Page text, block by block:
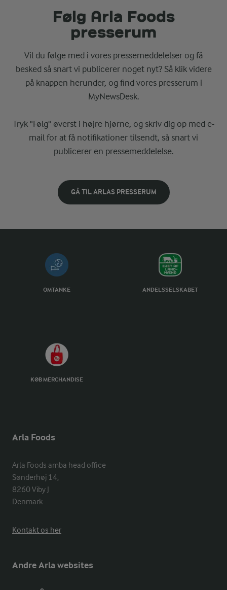
Følg Arla Foods
presserum
Vil du følge med i vores pressemeddelelser og få
besked så snart vi publicerer noget nyt? Så klik videre
på knappen herunder, og find vores presserum i
MyNewsDesk.
Tryk "Følg" øverst i højre hjørne, og skriv dig op med e-
mail for at få notifikationer tilsendt, så snart vi
publicerer en pressemeddelelse.
GÅ TIL ARLAS PRESSERUM
OMTANKE ANDELSSELSKABET
KØB MERCHANDISE
Arla Foods
Arla Foods amba head office
Sønderhøj 14,
8260 Viby J
Denmark
Kontakt os her
Andre Arla websites